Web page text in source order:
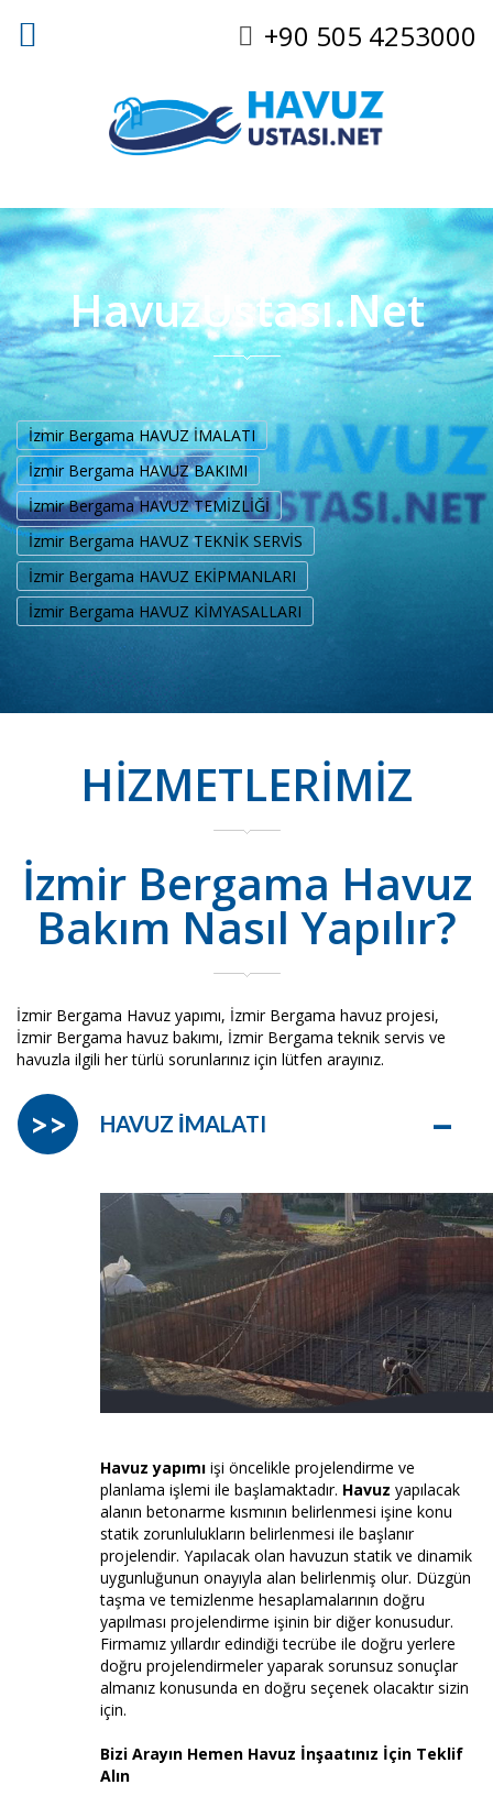
+90 505 4253000
HavuzUstası.Net
İzmir Bergama HAVUZ İMALATI
İzmir Bergama HAVUZ BAKIMI
İzmir Bergama HAVUZ TEMİZLİĞİ
İzmir Bergama HAVUZ TEKNİK SERVİS
İzmir Bergama HAVUZ EKİPMANLARI
İzmir Bergama HAVUZ KİMYASALLARI
HİZMETLERİMİZ
İzmir Bergama Havuz
Bakım Nasıl Yapılır?
İzmir Bergama Havuz yapımı, İzmir Bergama havuz projesi,
İzmir Bergama havuz bakımı, İzmir Bergama teknik servis ve
havuzla ilgili her türlü sorunlarınız için lütfen arayınız.
HAVUZ İMALATI –
>>
Havuz yapımı işi öncelikle projelendirme ve
planlama işlemi ile başlamaktadır. Havuz yapılacak
alanın betonarme kısmının belirlenmesi işine konu
statik zorunlulukların belirlenmesi ile başlanır
projelendir. Yapılacak olan havuzun statik ve dinamik
uygunluğunun onayıyla alan belirlenmiş olur. Düzgün
taşma ve temizlenme hesaplamalarının doğru
yapılması projelendirme işinin bir diğer konusudur.
Firmamız yıllardır edindiği tecrübe ile doğru yerlere
doğru projelendirmeler yaparak sorunsuz sonuçlar
almanız konusunda en doğru seçenek olacaktır sizin
için.
Bizi Arayın Hemen Havuz İnşaatınız İçin Teklif
Alın